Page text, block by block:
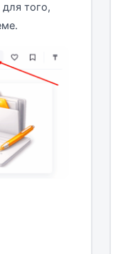
того,